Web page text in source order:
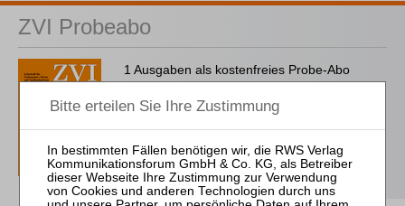
ZVI Probeabo
1 Ausgaben als kostenfreies Probe-Abo
Nutzung
Probe-Abo bestellen